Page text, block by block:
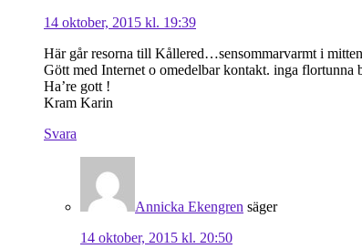
14 oktober, 2015 kl. 19:39
Här går resorna till Kållered…sensommarvarmt i
Gött med Internet o omedelbar kontakt. inga
Ha’re gott !
Kram Karin
Svara
Annicka Ekengren säger
14 oktober, 2015 kl. 20:50